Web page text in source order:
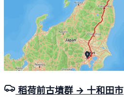
稻荷前古墳群 → 十和田市